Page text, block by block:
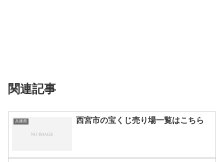
関連記事
兵庫県 西宮市の宝くじ売り場一覧はこちら